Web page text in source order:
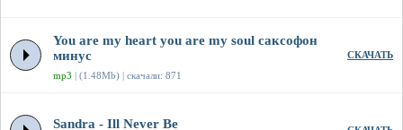
You are my heart you are my soul саксофон
минус
mp3 | (1.48Mb) | скачали: 871
СКАЧАТЬ
Sandra - Ill Never Be